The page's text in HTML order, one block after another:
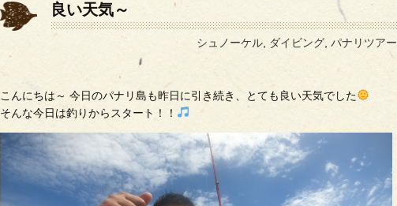
良い天気～
シュノーケル ダイビング パナリツアー
こんにちは～ 今日のパナリ島も昨日に引き続き、とても良い天気でした
そんな今日は釣りからスタート！！